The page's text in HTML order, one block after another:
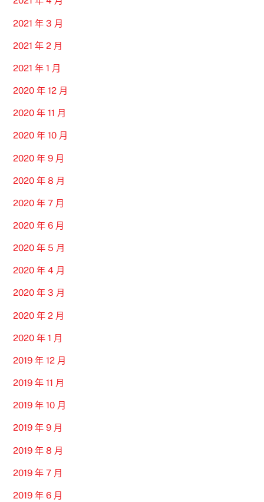
2021 年 3 月
2021 年 2 月
2021 年 1 月
2020 年 12 月
2020 年 11 月
2020 年 10 月
2020 年 9 月
2020 年 8 月
2020 年 7 月
2020 年 6 月
2020 年 5 月
2020 年 4 月
2020 年 3 月
2020 年 2 月
2020 年 1 月
2019 年 12 月
2019 年 11 月
2019 年 10 月
2019 年 9 月
2019 年 8 月
2019 年 7 月
2019 年 6 月